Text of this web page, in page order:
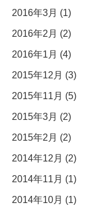
2016年3月 (1)
2016年2月 (2)
2016年1月 (4)
2015年12月 (3)
2015年11月 (5)
2015年3月 (2)
2015年2月 (2)
2014年12月 (2)
2014年11月 (1)
2014年10月 (1)